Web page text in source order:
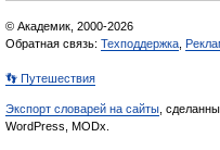
© Академик, 2000-2026
Обратная связь: Техподдержка
👣 Путешествия
Экспорт словарей на сайты ,
WordPress, MODx.